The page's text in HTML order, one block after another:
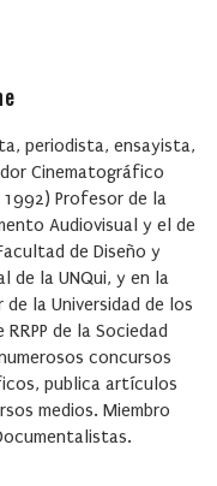
periodista, ensayista,
Cinematográfico
1992) Profesor de la
Audiovisual y el de
de Diseño y
de la UNQui, y en la
la Universidad de los
de la Sociedad
concursos
publica artículos
medios. Miembro